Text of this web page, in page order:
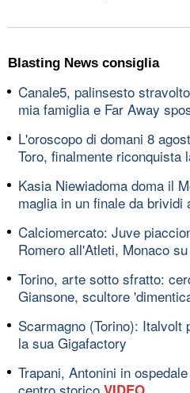
Blasting News consiglia
Canale5, palinsesto
mia famiglia e Far Away
L'oroscopo di domani 8
Toro, finalmente riconquista
Kasia Niewiadoma doma il
maglia in un finale da brividi
Calciomercato: Juve
Romero all'Atleti, Monaco
Torino, arte sotto sfratto:
Giansone, scultore
Scarmagno (Torino):
la sua Gigafactory
Trapani, Antonini in